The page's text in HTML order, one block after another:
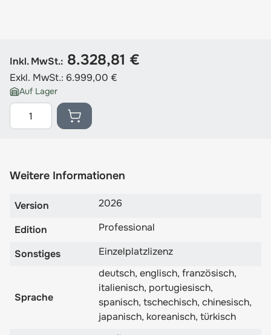
Inkl. MwSt.: 8.328,81 €
Exkl. MwSt.: 6.999,00 €
Auf Lager
Menge
Weitere Informationen
Version 2026
Edition Professional
Sonstiges Einzelplatzlizenz
Sprache
deutsch, englisch, französisch,
italienisch, portugiesisch,
spanisch, tschechisch, chinesisch,
japanisch, koreanisch, türkisch